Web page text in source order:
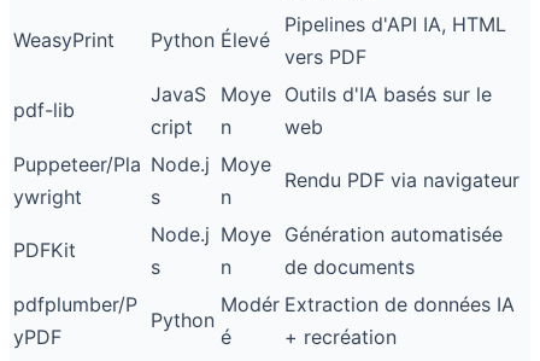
WeasyPrint Python Élevé
Pipelines d'API IA, HTML
vers PDF
pdf-lib
JavaS
cript
Moye
n
Outils d'IA basés sur le
web
Puppeteer/Pla
ywright
Node.j
s
Moye
n
Rendu PDF via navigateur
PDFKit
Node.j
s
Moye
n
Génération automatisée
de documents
pdfplumber/P
yPDF
Python
Modér
é
Extraction de données IA
+ recréation